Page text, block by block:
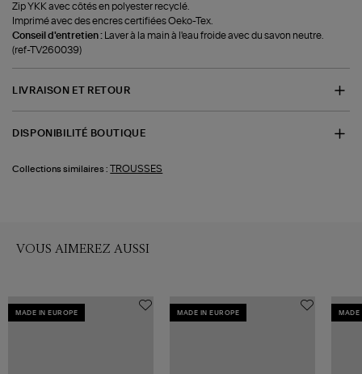
Zip YKK avec côtés en polyester recyclé.
Imprimé avec des encres certifiées Oeko-Tex.
Conseil d'entretien :
Laver à la main à l'eau froide avec du savon neutre.
(ref-TV260039)
LIVRAISON ET RETOUR
DISPONIBILITÉ BOUTIQUE
Collections similaires : TROUSSES
VOUS AIMEREZ AUSSI
MADE IN EUROPE MADE IN EUROPE MADE